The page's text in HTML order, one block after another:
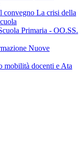
convegno La crisi della
Primaria - OO.SS.
Nuove
mobilità docenti e Ata